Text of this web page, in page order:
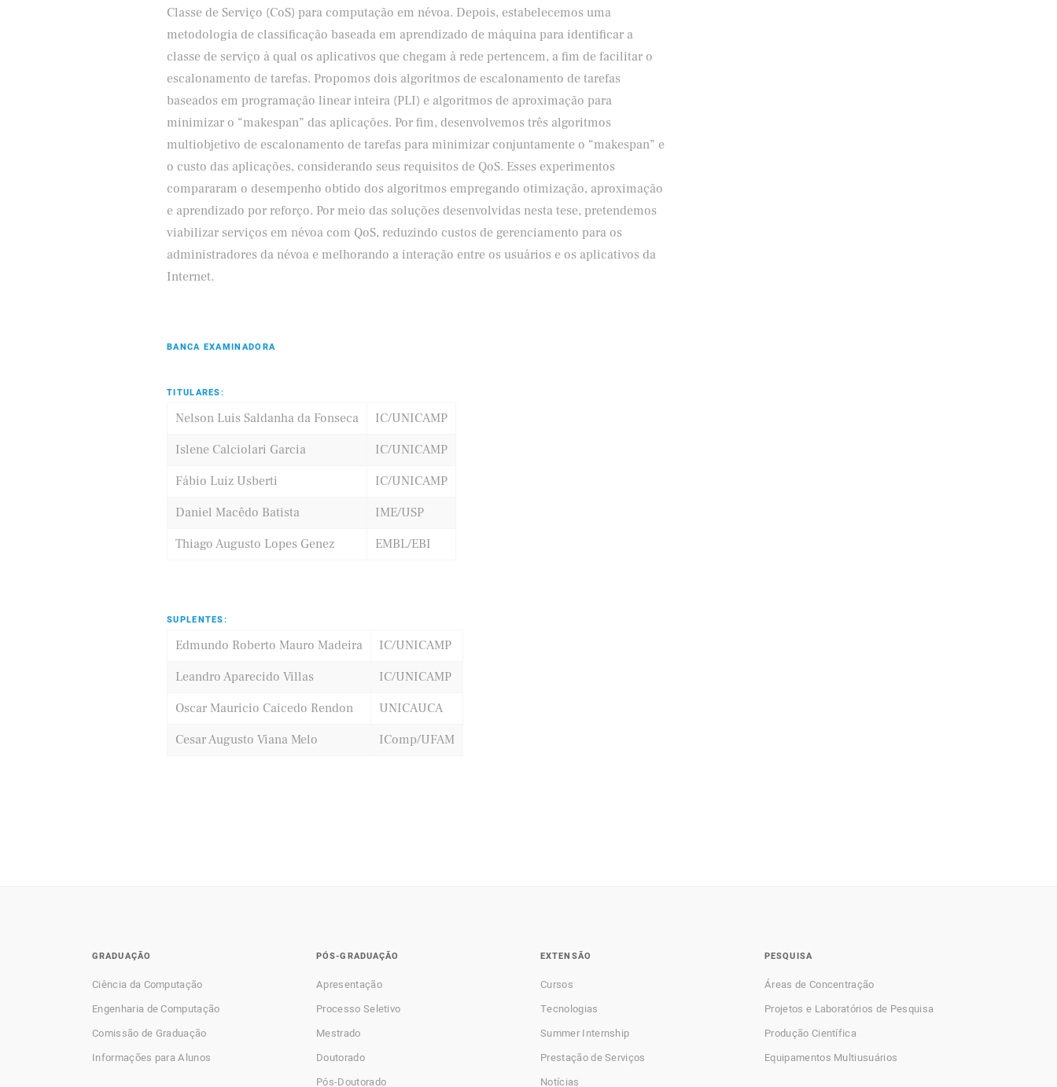
Classe de Serviço (CoS) para computação em névoa. Depois, estabelecemos uma
metodologia de classificação baseada em aprendizado de máquina para identificar a
classe de serviço à qual os aplicativos que chegam à rede pertencem, a fim de facilitar o
escalonamento de tarefas. Propomos dois algoritmos de escalonamento de tarefas
baseados em programação linear inteira (PLI) e algoritmos de aproximação para
minimizar o “makespan” das aplicações. Por fim, desenvolvemos três algoritmos
multiobjetivo de escalonamento de tarefas para minimizar conjuntamente o “makespan” e
o custo das aplicações, considerando seus requisitos de QoS. Esses experimentos
compararam o desempenho obtido dos algoritmos empregando otimização, aproximação
e aprendizado por reforço. Por meio das soluções desenvolvidas nesta tese, pretendemos
viabilizar serviços em névoa com QoS, reduzindo custos de gerenciamento para os
administradores da névoa e melhorando a interação entre os usuários e os aplicativos da
Internet.
BANCA EXAMINADORA
TITULARES:
Nelson Luis Saldanha da Fonseca
IC/UNICAMP
Islene Calciolari Garcia
IC/UNICAMP
Fábio Luiz Usberti
IC/UNICAMP
Daniel Macêdo Batista
IME/USP
Thiago Augusto Lopes Genez
EMBL/EBI
SUPLENTES:
Edmundo Roberto Mauro Madeira
IC/UNICAMP
Leandro Aparecido Villas
IC/UNICAMP
Oscar Mauricio Caicedo Rendon
UNICAUCA
Cesar Augusto Viana Melo
IComp/UFAM
GRADUAÇÃO
Ciência da Computação
Engenharia de Computação
Comissão de Graduação
Informações para Alunos
PÓS-GRADUAÇÃO
Apresentação
Processo Seletivo
Mestrado
Doutorado
Pós-Doutorado
EXTENSÃO
Cursos
Tecnologias
Summer Internship
Prestação de Serviços
Notícias
PESQUISA
Áreas de Concentração
Projetos e Laboratórios de Pesquisa
Produção Científica
Equipamentos Multiusuários